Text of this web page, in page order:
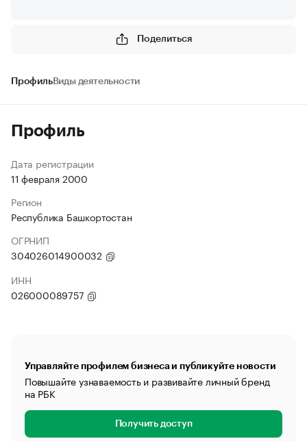
Поделиться
ПрофильВиды деятельности
Профиль
Дата регистрации
11 февраля 2000
Регион
Республика Башкортостан
ОГРНИП
304026014900032
ИНН
026000089757
Управляйте профилем бизнеса и публикуйте новости
Повышайте узнаваемость и развивайте личный бренд
на РБК
Получить доступ